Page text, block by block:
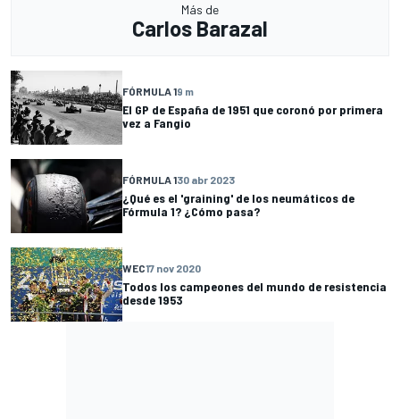
Más de
Carlos Barazal
FÓRMULA 19 m
El GP de España de 1951 que coronó por primera
vez a Fangio
FÓRMULA 130 abr 2023
¿Qué es el 'graining' de los neumáticos de
Fórmula 1? ¿Cómo pasa?
WEC17 nov 2020
Todos los campeones del mundo de resistencia
desde 1953